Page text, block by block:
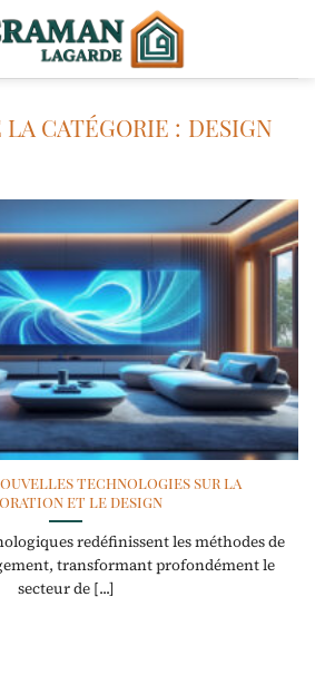
DESIGN
technologies sur la
et le design
redéfinissent les méthodes de
transformant profondément le
secteur de [...]